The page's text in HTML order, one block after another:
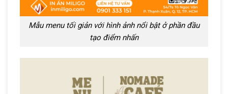
Mẫu menu tối giản với hình ảnh nổi bật ở phần đầu
tạo điểm nhấn